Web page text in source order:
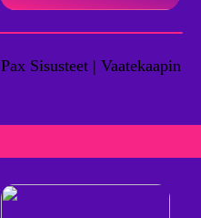
Sisusteet | Vaatekaapin